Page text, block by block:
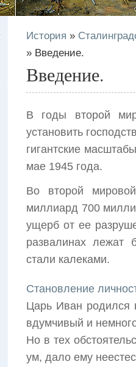
История »
» Введение.
Введение.
В годы второй
установить
гигантские
мае 1945 года.
Во второй
миллиард 700
ущерб от ее
развалинах лежат
стали калеками.
Становление
Царь Иван родился
вдумчивый и
Но в тех
ум, дало ему